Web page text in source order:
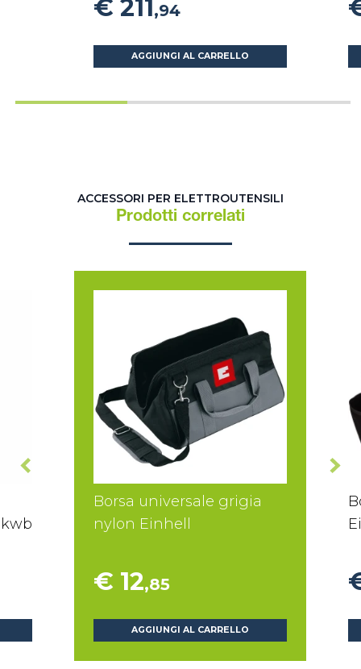
€ 211 ,94
AGGIUNGI AL CARRELLO
ACCESSORI PER ELETTROUTENSILI
Prodotti correlati
Borsa universale grigia
nylon Einhell
€ 12,85
AGGIUNGI AL CARRELLO